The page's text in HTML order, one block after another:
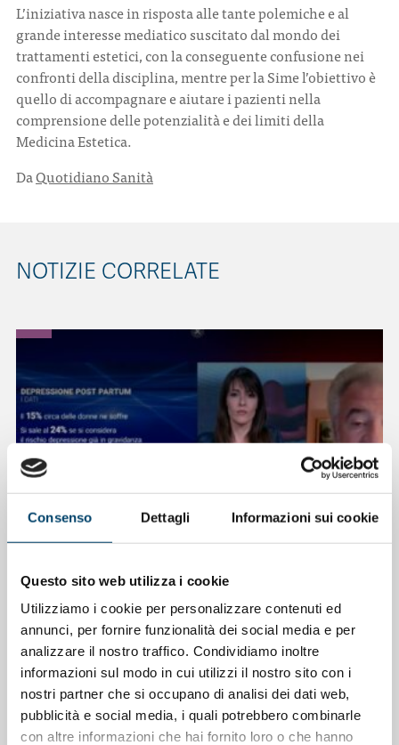
Consenso Dettagli Informazioni sui cookie
Questo sito web utilizza i cookie
Utilizziamo i cookie per personalizzare contenuti ed
annunci, per fornire funzionalità dei social media e per
analizzare il nostro traffico. Condividiamo inoltre
informazioni sul modo in cui utilizzi il nostro sito con i
nostri partner che si occupano di analisi dei dati web,
pubblicità e social media, i quali potrebbero combinarle
con altre informazioni che hai fornito loro o che hanno
L’iniziativa nasce in risposta alle tante polemiche e al
grande interesse mediatico suscitato dal mondo dei
trattamenti estetici, con la conseguente confusione nei
confronti della disciplina, mentre per la Sime l’obiettivo è
quello di accompagnare e aiutare i pazienti nella
comprensione delle potenzialità e dei limiti della
Medicina Estetica.
DaQuotidiano Sanità
NOTIZIE CORRELATE
Depressione Post Partum: intervista al
Prof. Claudio Mencacci
23 Apr 2026